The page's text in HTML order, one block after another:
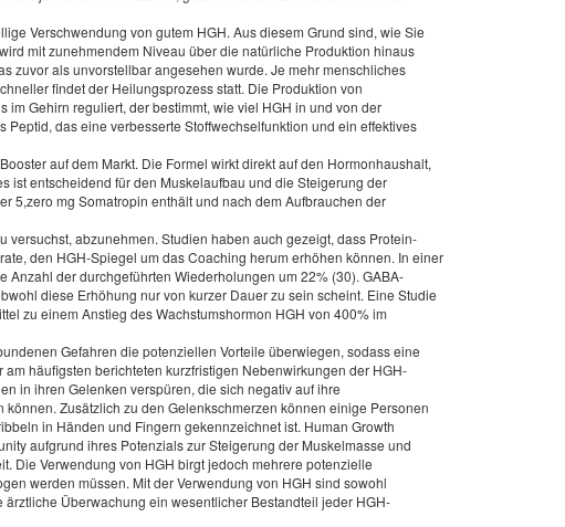
Verschwendung von gutem HGH. Aus diesem Grund sind, wie Sie
mit zunehmendem Niveau über die natürliche Produktion hinaus
zuvor als unvorstellbar angesehen wurde. Je mehr menschliches
findet der Heilungsprozess statt. Die Produktion von
Gehirn reguliert, der bestimmt, wie viel HGH in und von der
das eine verbesserte Stoffwechselfunktion und ein effektives
auf dem Markt. Die Formel wirkt direkt auf den Hormonhaushalt,
ist entscheidend für den Muskelaufbau und die Steigerung der
5,zero mg Somatropin enthält und nach dem Aufbrauchen der
abzunehmen. Studien haben auch gezeigt, dass Protein-
den HGH-Spiegel um das Coaching herum erhöhen können. In einer
der durchgeführten Wiederholungen um 22% (30). GABA-
diese Erhöhung nur von kurzer Dauer zu sein scheint. Eine Studie
zu einem Anstieg des Wachstumshormon HGH von 400% im
Gefahren die potenziellen Vorteile überwiegen, sodass eine
häufigsten berichteten kurzfristigen Nebenwirkungen der HGH-
in ihren Gelenken verspüren, die sich negativ auf ihre
Zusätzlich zu den Gelenkschmerzen können einige Personen
in Händen und Fingern gekennzeichnet ist. Human Growth
aufgrund ihres Potenzials zur Steigerung der Muskelmasse und
Die Verwendung von HGH birgt jedoch mehrere potenzielle
werden müssen. Mit der Verwendung von HGH sind sowohl
Überwachung ein wesentlicher Bestandteil jeder HGH-